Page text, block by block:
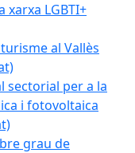
LGBTI+
al Vallès
sectorial per a la
i fotovoltaica
grau de